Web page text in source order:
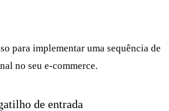
para implementar uma sequência de
no seu e-commerce.
de entrada